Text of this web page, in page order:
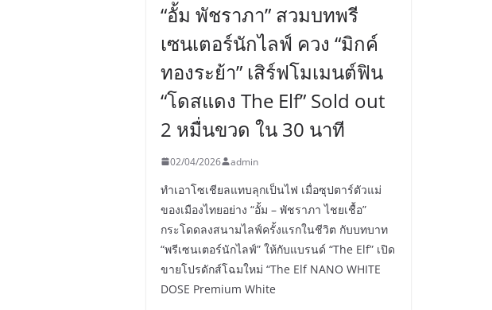
“อั้ม พัชราภา” สวมบทพรี
เซนเตอร์นักไลฟ์ ควง “มิกค์
ทองระย้า” เสิร์ฟโมเมนต์ฟิน
“โดสแดง The Elf” Sold out
2 หมื่นขวด ใน 30 นาที
02/04/2026 admin
ทำเอาโซเชียลแทบลุกเป็นไฟ เมื่อซุปตาร์ตัวแม่
ของเมืองไทยอย่าง “อั้ม – พัชราภา ไชยเชื้อ”
กระโดดลงสนามไลฟ์ครั้งแรกในชีวิต กับบทบาท
“พรีเซนเตอร์นักไลฟ์” ให้กับแบรนด์ “The Elf” เปิด
ขายโปรดักส์โฉมใหม่ “The Elf NANO WHITE
DOSE Premium White